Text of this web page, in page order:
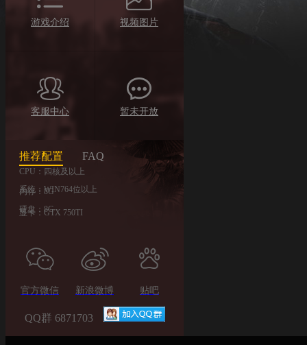
游戏介绍 视频图片
客服中心 暂未开放
推荐配置 FAQ
CPU：四核及以上
内存：8G
系统：WIN764位以上
硬盘：8G
显卡：GTX 750TI
官方微信 新浪微博 贴吧
QQ群 6871703